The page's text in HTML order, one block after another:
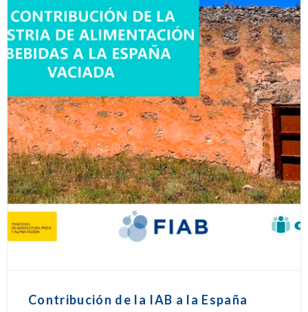
Contribución de la IAB a la España